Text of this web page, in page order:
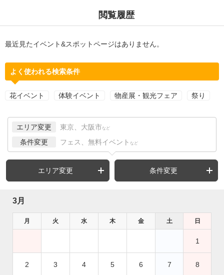
閲覧履歴
最近見たイベント&スポットページはありません。
よく使われる検索条件
花イベント 体験イベント 物産展・観光フェア 祭り
エリア変更 東京、大阪市 など
条件変更 フェス、無料イベント など
エリア変更 条件変更
3月
月 火 水 木 金 土 日
1
2 3 4 5 6 7 8